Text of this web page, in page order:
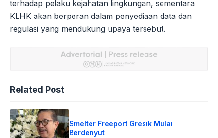
terhadap pelaku kejahatan lingkungan, sementara
KLHK akan berperan dalam penyediaan data dan
regulasi yang mendukung upaya tersebut.
Related Post
Smelter Freeport Gresik Mulai
Berdenyut